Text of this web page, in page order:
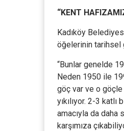
“KENT
Kadıköy
öğelerinin
“Bunlar genelde
Neden 1950 ile
göç var ve o göçle
yıkılıyor. 2-3
amacıyla da
karşımıza